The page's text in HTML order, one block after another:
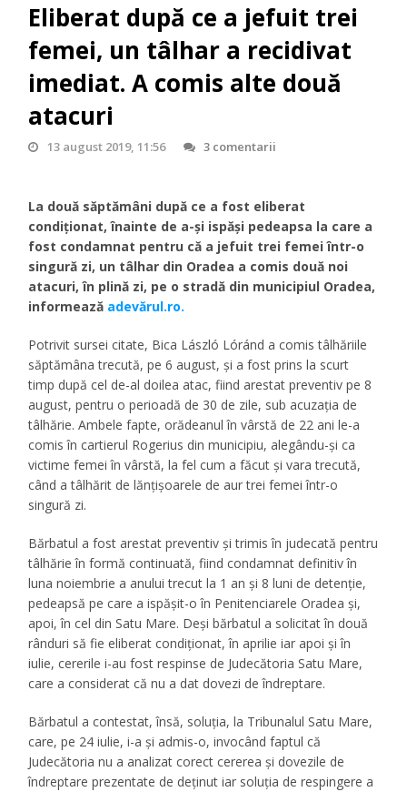
Eliberat după ce a jefuit trei
femei, un tâlhar a recidivat
imediat. A comis alte două
atacuri
13 august 2019, 11:56 3 comentarii
La două săptămâni după ce a fost eliberat
condiţionat, înainte de a-şi ispăşi pedeapsa la care a
fost condamnat pentru că a jefuit trei femei într-o
singură zi, un tâlhar din Oradea a comis două noi
atacuri, în plină zi, pe o stradă din municipiul Oradea,
informează adevărul.ro.
Potrivit sursei citate, Bica László Lóránd a comis tâlhăriile
săptămâna trecută, pe 6 august, şi a fost prins la scurt
timp după cel de-al doilea atac, fiind arestat preventiv pe 8
august, pentru o perioadă de 30 de zile, sub acuzaţia de
tâlhărie. Ambele fapte, orădeanul în vârstă de 22 ani le-a
comis în cartierul Rogerius din municipiu, alegându-şi ca
victime femei în vârstă, la fel cum a făcut şi vara trecută,
când a tâlhărit de lănţişoarele de aur trei femei într-o
singură zi.
Bărbatul a fost arestat preventiv şi trimis în judecată pentru
tâlhărie în formă continuată, fiind condamnat definitiv în
luna noiembrie a anului trecut la 1 an şi 8 luni de detenţie,
pedeapsă pe care a ispăşit-o în Penitenciarele Oradea şi,
apoi, în cel din Satu Mare. Deşi bărbatul a solicitat în două
rânduri să fie eliberat condiţionat, în aprilie iar apoi şi în
iulie, cererile i-au fost respinse de Judecătoria Satu Mare,
care a considerat că nu a dat dovezi de îndreptare.
Bărbatul a contestat, însă, soluţia, la Tribunalul Satu Mare,
care, pe 24 iulie, i-a şi admis-o, invocând faptul că
Judecătoria nu a analizat corect cererea şi dovezile de
îndreptare prezentate de deţinut iar soluţia de respingere a